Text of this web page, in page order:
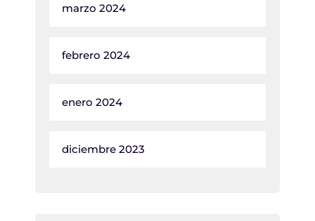
marzo 2024
febrero 2024
enero 2024
diciembre 2023